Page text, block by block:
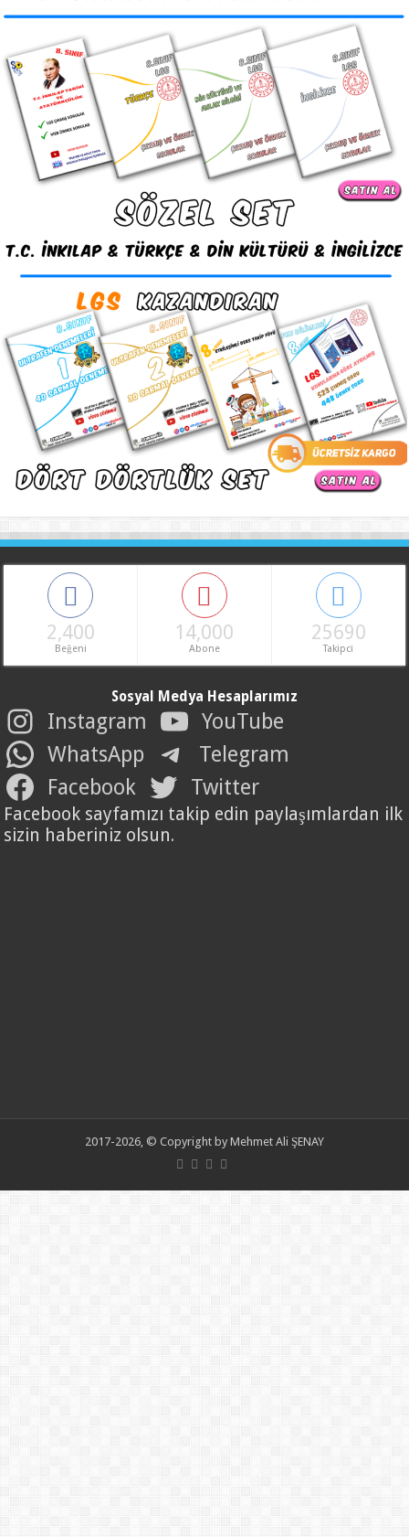
2,400
Beğeni
14,000
Abone
25690
Takipci
Sosyal Medya Hesaplarımız
Instagram
YouTube
WhatsApp
Telegram
Facebook
Twitter
Facebook sayfamızı takip edin paylaşımlardan ilk
sizin haberiniz olsun.
2017-2026, © Copyright by Mehmet Ali ŞENAY